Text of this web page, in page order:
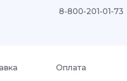
8-800-201-01-73
Оплата